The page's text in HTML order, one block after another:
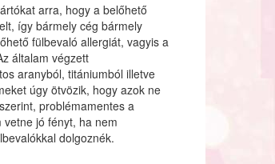
arra, hogy a belőhető
így bármely cég bármely
fülbevaló allergiát, vagyis a
általam végzett
aranyból, titániumból illetve
úgy ötvözik, hogy azok ne
problémamentes a
jó fényt, ha nem
dolgoznék.